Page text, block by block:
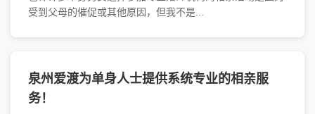
受到父母的催促或其他原因，但我不是...
泉州爱渡为单身人士提供系统专业的相亲服
务！